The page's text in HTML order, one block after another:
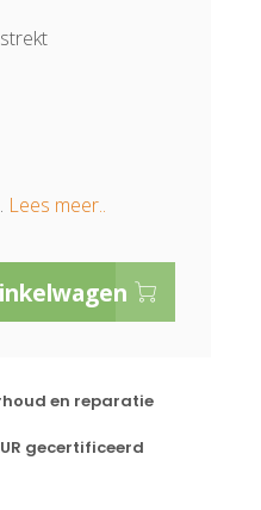
Lees meer..
en reparatie
gecertificeerd